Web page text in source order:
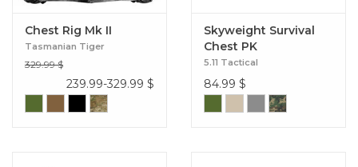
Chest Rig Mk II
Tasmanian Tiger
329.99 $
239.99-329.99 $
Skyweight Survival
Chest PK
5.11 Tactical
84.99 $